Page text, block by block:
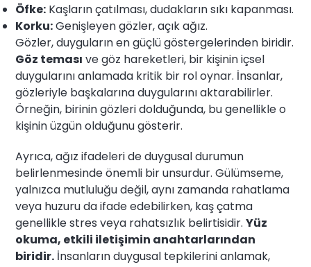
Öfke: Kaşların çatılması, dudakların sıkı kapanması.
Korku:Genişleyen gözler, açık ağız.
Gözler, duyguların en güçlü göstergelerinden biridir.
Göz teması ve göz hareketleri, bir kişinin içsel
duygularını anlamada kritik bir rol oynar. İnsanlar,
gözleriyle başkalarına duygularını aktarabilirler.
Örneğin, birinin gözleri dolduğunda, bu genellikle o
kişinin üzgün olduğunu gösterir.
Ayrıca, ağız ifadeleri de duygusal durumun
belirlenmesinde önemli bir unsurdur. Gülümseme,
yalnızca mutluluğu değil, aynı zamanda rahatlama
veya huzuru da ifade edebilirken, kaş çatma
genellikle stres veya rahatsızlık belirtisidir.Yüz
okuma, etkili iletişimin anahtarlarından
biridir. İnsanların duygusal tepkilerini anlamak,